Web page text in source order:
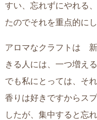
すい、忘れずにやれる
たのでそれを重点的にし
アロマなクラフトは
きる人には、一つ増え
でも私にとっては、そ
香りは好きですからス
したが、集中すると忘